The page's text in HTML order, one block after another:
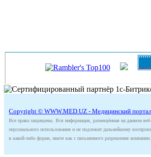
Copyright © WWW.MED.UZ - Медицинский портал
Все права защищены. Вся информация, размещённая на данном веб-
персонального использования и не подлежит дальнейшему
в какой-либо форме, иначе как с письменного разрешения компании